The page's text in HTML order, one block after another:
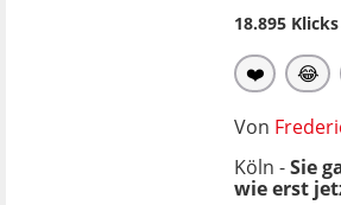
18.895 Klicks
❤️ 😂
Von
Köln -Sie
wie erst